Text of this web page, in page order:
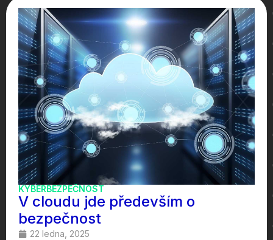
KYBERBEZPEČNOST
V cloudu jde především o
bezpečnost
22 ledna, 2025